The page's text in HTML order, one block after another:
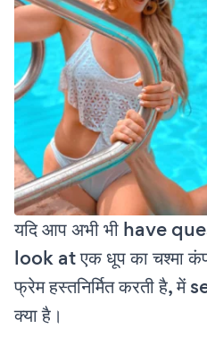
यदि आप अभी भी have
look at एक धूप का चश्मा
फ्रेम हस्तनिर्मित करती है,
क्या है।